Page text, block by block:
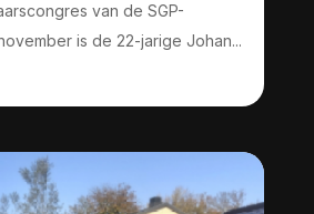
van de SGP-
is de 22-jarige Johan...